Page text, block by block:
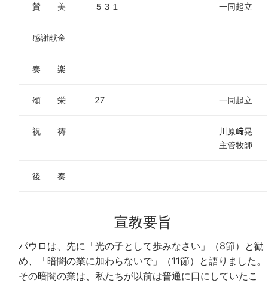
賛 美 ５３１ 一同起立
感謝献金
奏 楽
頌 栄 27 一同起立
祝 祷
川原﨑晃
主管牧師
後 奏
宣教要旨
パウロは、先に「光の子として歩みなさい」（8節）と勧
め、「暗闇の業に加わらないで」（11節）と語りました。
その暗闇の業は、私たちが以前は普通に口にしていたこ